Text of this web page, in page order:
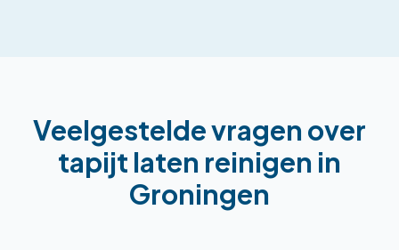
Veelgestelde vragen over
tapijt laten reinigen in
Groningen